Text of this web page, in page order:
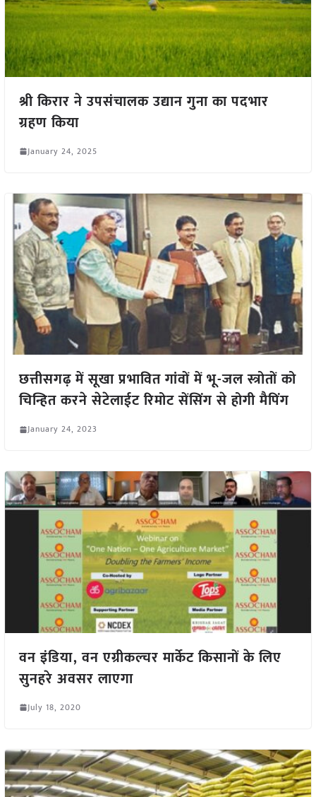
श्री किरार ने उपसंचालक उद्यान गुना का पदभार
ग्रहण किया
January 24, 2025
छत्तीसगढ़ में सूखा प्रभावित गांवों में भू-जल स्त्रोतों को
चिन्हित करने सेटेलाईट रिमोट सेंसिंग से होगी मैपिंग
January 24, 2023
वन इंडिया, वन एग्रीकल्चर मार्केट किसानों के लिए
सुनहरे अवसर लाएगा
July 18, 2020